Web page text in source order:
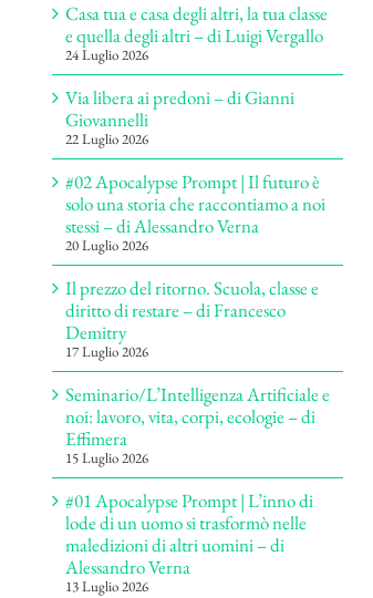
Casa tua e casa degli altri, la tua classe
e quella degli altri – di Luigi Vergallo
24 Luglio 2026
Via libera ai predoni – di Gianni
Giovannelli
22 Luglio 2026
#02 Apocalypse Prompt | Il futuro è
solo una storia che raccontiamo a noi
stessi – di Alessandro Verna
20 Luglio 2026
Il prezzo del ritorno. Scuola, classe e
diritto di restare – di Francesco
Demitry
17 Luglio 2026
Seminario/L’Intelligenza Artificiale e
noi: lavoro, vita, corpi, ecologie – di
Effimera
15 Luglio 2026
#01 Apocalypse Prompt | L’inno di
lode di un uomo si trasformò nelle
maledizioni di altri uomini – di
Alessandro Verna
13 Luglio 2026